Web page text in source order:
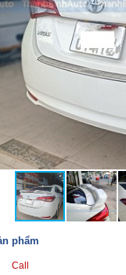
phẩm
Call